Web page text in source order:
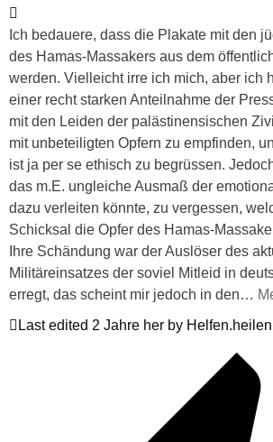
Ich bedauere, dass die Plakate mit den
des Hamas-Massakers aus dem
werden. Vielleicht irre ich mich, aber ich
einer recht starken Anteilnahme der
mit den Leiden der palästinensischen
mit unbeteiligten Opfern zu empfinden,
ist ja per se ethisch zu begrüssen.
das m.E. ungleiche Ausmaß der
dazu verleiten könnte, zu vergessen,
Schicksal die Opfer des Hamas-
Ihre Schändung war der Auslöser des
Militäreinsatzes der soviel Mitleid in
erregt, das scheint mir jedoch in den…
Last edited 2 Jahre her by